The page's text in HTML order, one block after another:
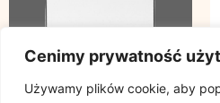
Cenimy prywatność
Używamy plików cookie, aby